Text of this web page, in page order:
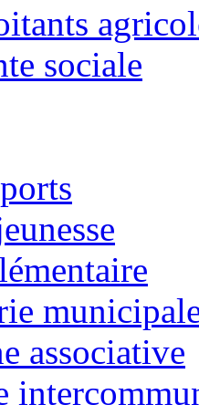
sociale
associative